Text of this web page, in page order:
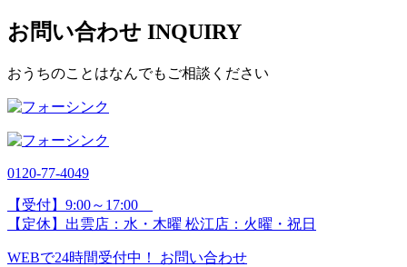
お問い合わせ INQUIRY
おうちのことはなんでもご相談ください
0120-77-4049
【受付】9:00～17:00
【定休】出雲店：水・木曜 松江店：火曜・祝日
WEBで24時間受付中！
お問い合わせ